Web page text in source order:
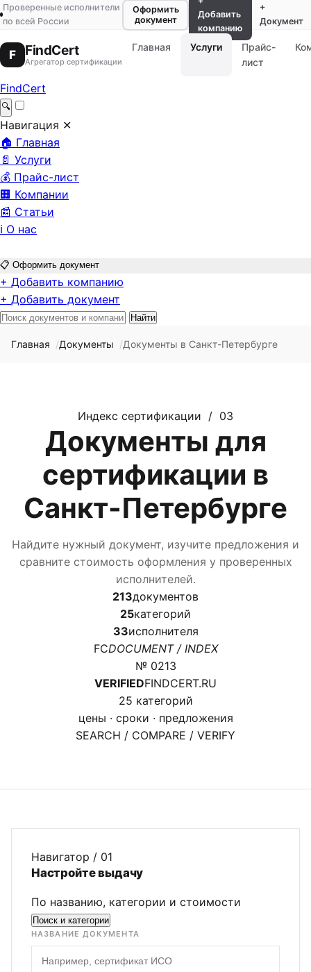
Проверенные исполнители
по всей России
Оформить
документ
Добавить
компанию
+
Документ
F FindCert
Агрегатор сертификации
Главная Услуги
Прайс-
лист
FindCert
🔍
Навигация ✕
🏠 Главная
📄 Услуги
💰 Прайс-лист
🏢 Компании
📰 Статьи
ℹ️ О нас
📋 Оформить документ
+ Добавить компанию
+ Добавить документ
Найти
Главная Документы Документы в Санкт-Петербурге
Индекс сертификации / 03
Документы для
сертификации в
Санкт-Петербурге
Найдите нужный документ, изучите предложения и
сравните стоимость оформления у проверенных
исполнителей.
213документов
25категорий
33исполнителя
FCDOCUMENT / INDEX
№ 0213
VERIFIEDFINDCERT.RU
25 категорий
цены · сроки · предложения
SEARCH / COMPARE / VERIFY
Навигатор / 01
Настройте выдачу
По названию, категории и стоимости
Поиск и категории
НАЗВАНИЕ ДОКУМЕНТА